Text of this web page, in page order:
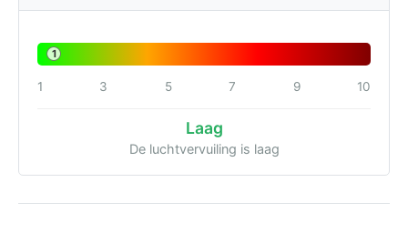
1
1 3 5 7 9 10
Laag
De luchtvervuiling is laag